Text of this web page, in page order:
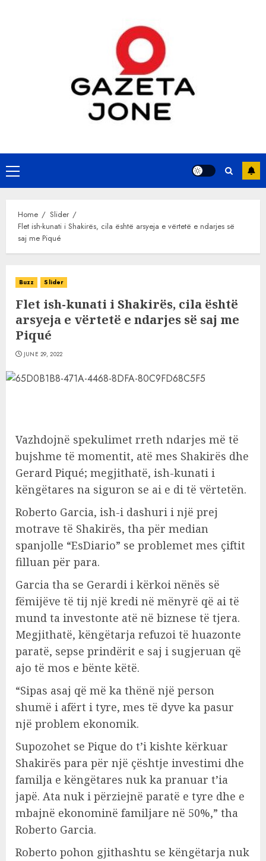
Primary
Menu
Home
Slider
Flet ish-kunati i Shakirës, cila është arsyeja e vërtetë e ndarjes së
saj me Piqué
Buzz Slider
Flet ish-kunati i Shakirës, cila është
arsyeja e vërtetë e ndarjes së saj me
Piqué
JUNE 29, 2022
Vazhdojnë spekulimet rreth ndarjes më të
bujshme të momentit, atë mes Shakirës dhe
Gerard Piqué; megjithatë, ish-kunati i
këngëtares na siguron se ai e di të vërtetën.
Roberto Garcia, ish-i dashuri i një prej
motrave të Shakirës, tha për median
spanjolle “EsDiario” se problemet mes çiftit
filluan për para.
Garcia tha se Gerardi i kërkoi nënës së
fëmijëve të tij një kredi në mënyrë që ai të
mund ta investonte atë në biznese të tjera.
Megjithatë, këngëtarja refuzoi të huazonte
paratë, sepse prindërit e saj i sugjeruan që
ajo të mos e bënte këtë.
“Sipas asaj që më ka thënë një person
shumë i afërt i tyre, mes të dyve ka pasur
një problem ekonomik.
Supozohet se Pique do t’i kishte kërkuar
Shakirës para për një çështje investimi dhe
familja e këngëtares nuk ka pranuar t’ia
japë. Ata nuk i përziejnë paratë e tyre dhe e
mbajnë ekonominë familjare në 50%,” tha
Roberto Garcia.
Roberto pohon gjithashtu se këngëtarja nuk